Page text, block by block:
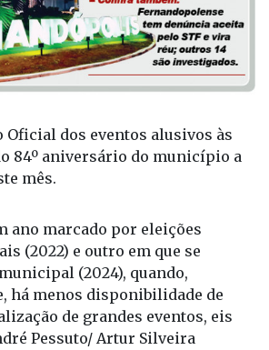
Oficial dos eventos alusivos às
84º aniversário do município a
mês.
ano marcado por eleições
(2022) e outro em que se
(2024), quando,
há menos disponibilidade de
de grandes eventos, eis
Pessuto/ Artur Silveira